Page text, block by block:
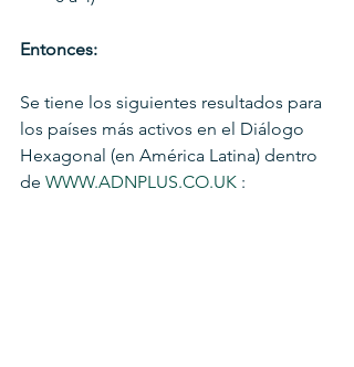
Entonces:
Se tiene los siguientes resultados para
los países más activos en el Diálogo
Hexagonal (en América Latina) dentro
de WWW.ADNPLUS.CO.UK :